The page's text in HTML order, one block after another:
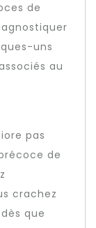
de
uns
au
pas
de
crachez
que